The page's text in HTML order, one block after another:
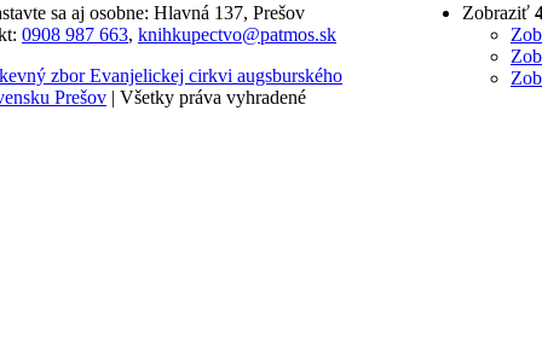
Zobraziť
sa aj osobne: Hlavná 137, Prešov
0908 987 663, knihkupectvo@patmos.sk
zbor Evanjelickej cirkvi augsburského
Prešov | Všetky práva vyhradené